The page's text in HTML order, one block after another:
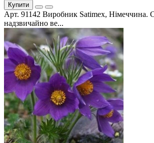
Купити
Арт. 91142 Виробник Satimex, Німеччина.
надзвичайно ве...